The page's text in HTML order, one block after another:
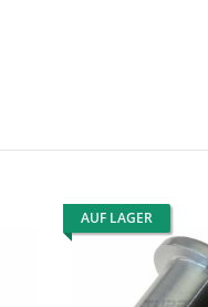
AUF LAGER